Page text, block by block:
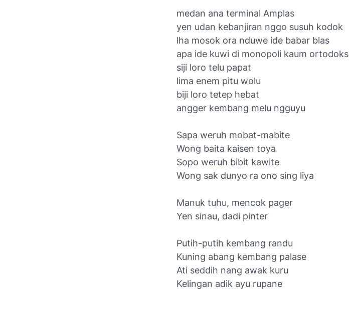
medan ana terminal Amplas
yen udan kebanjiran nggo susuh kodok
lha mosok ora nduwe ide babar blas
apa ide kuwi di monopoli kaum ortodoks
siji loro telu papat
lima enem pitu wolu
biji loro tetep hebat
angger kembang melu ngguyu
Sapa weruh mobat-mabite
Wong baita kaisen toya
Sopo weruh bibit kawite
Wong sak dunyo ra ono sing liya
Manuk tuhu, mencok pager
Yen sinau, dadi pinter
Putih-putih kembang randu
Kuning abang kembang palase
Ati seddih nang awak kuru
Kelingan adik ayu rupane